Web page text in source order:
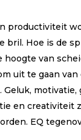
productiviteit
bril. Hoe is de
van
uit te gaan
Geluk,
en creativiteit
EQ